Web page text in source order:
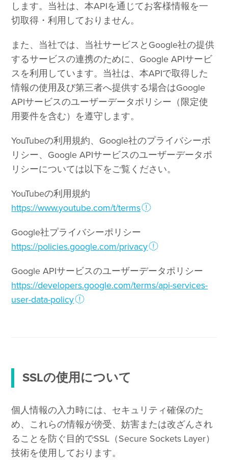
します。当社は、本APIを通じてお客様情報を一
切取得・利用しておりません。
また、当社では、当社サービスとGoogle社の提供
するサービスの連携のために、Google APIサービ
スを利用しています。当社は、本APIで取得した
情報の使用及び第三者へ提供する場合はGoogle
APIサービスのユーザーデータポリシー（限定使
用要件を含む）を遵守します。
YouTubeの利用規約、Google社のプライバシーポ
リシー、Google APIサービスのユーザーデータポ
リシーについては以下をご覧ください。
YouTubeの利用規約
https://www.youtube.com/t/terms
Google社プライバシーポリシー
https://policies.google.com/privacy
Google APIサービスのユーザーデータポリシー
https://developers.google.com/terms/api-services-
user-data-policy
SSLの使用について
個人情報の入力時には、セキュリティ確保のた
め、これらの情報が傍受、妨害または改ざんされ
ることを防ぐ目的でSSL（Secure Sockets Layer）
技術を使用しております。